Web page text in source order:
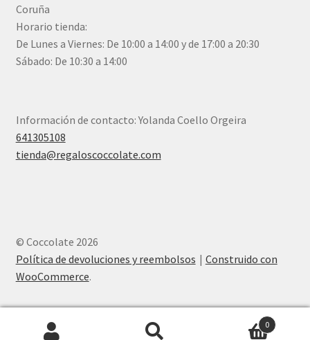
Coruña
Horario tienda:
De Lunes a Viernes: De 10:00 a 14:00 y de 17:00 a 20:30
Sábado: De 10:30 a 14:00
Información de contacto: Yolanda Coello Orgeira
641305108
tienda@regaloscoccolate.com
© Coccolate 2026
Política de devoluciones y reembolsos
Construido con
WooCommerce.
0